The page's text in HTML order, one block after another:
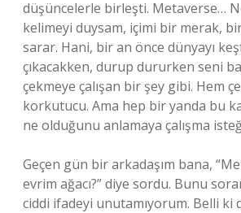
düşüncelerle birleşti. Metaverse…
kelimeyi duysam, içimi bir merak,
sarar. Hani, bir an önce dünyayı
çıkacakken, durup dururken seni
çekmeye çalışan bir şey gibi. Hem
korkutucu. Ama hep bir yanda bu
ne olduğunu anlamaya çalışma
Geçen gün bir arkadaşım bana,
evrim ağacı?” diye sordu. Bunu
ciddi ifadeyi unutamıyorum. Belli ki